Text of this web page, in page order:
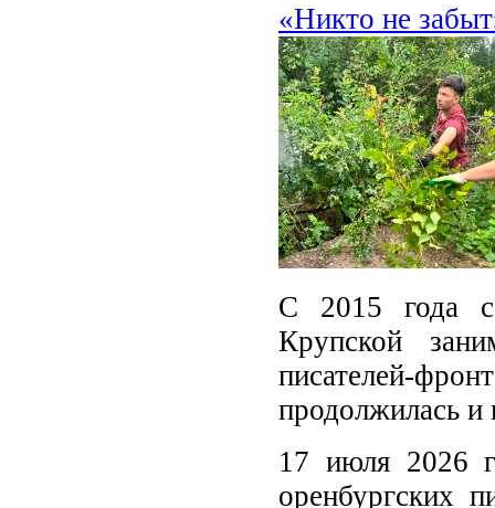
«Никто не
С 2015 года
Крупской
писателей-
продолжилась и
17 июля 2026
оренбургских